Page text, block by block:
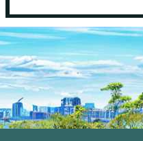
Upload up to 3 images or